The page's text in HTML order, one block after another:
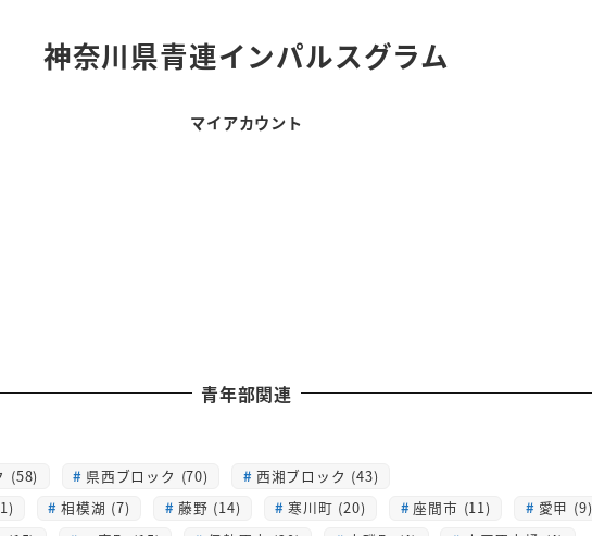
神奈川県青連インパルスグラム
マイアカウント
青年部関連
(58) 県西ブロック (70)
西湘ブロック (43)
相模湖 (7) 藤野 (14) 寒川町 (20) 座間市 (11) 愛甲 (9)